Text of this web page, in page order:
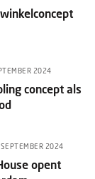
2024
concept als
2024
opent